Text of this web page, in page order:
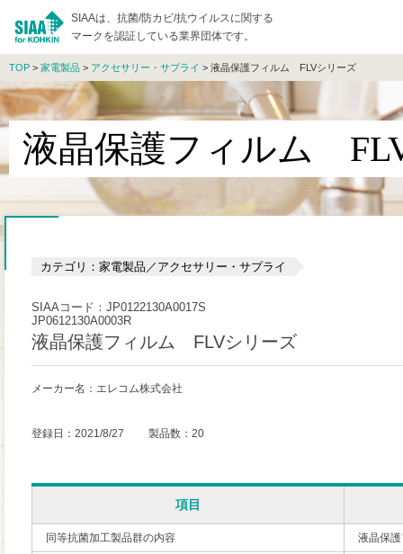
SIAAは、抗菌/防カビ/抗ウイルスに関する
マークを認証している業界団体です。
TOP > 家電製品 > アクセサリー・サプライ > 液晶保護フィルム FLVシリーズ
液晶保護フィルム
カテゴリ：家電製品／アクセサリー・サプライ
SIAAコード：JP0122130A0017S
JP0612130A0003R
液晶保護フィルム FLVシリーズ
メーカー名：エレコム株式会社
登録日：2021/8/27 製品数：20
項目
同等抗菌加工製品群の内容 液晶保